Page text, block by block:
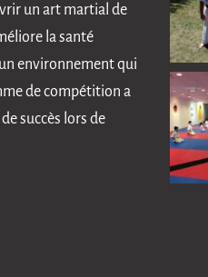
un art martial de
la santé
environnement qui
de compétition a
succès lors de